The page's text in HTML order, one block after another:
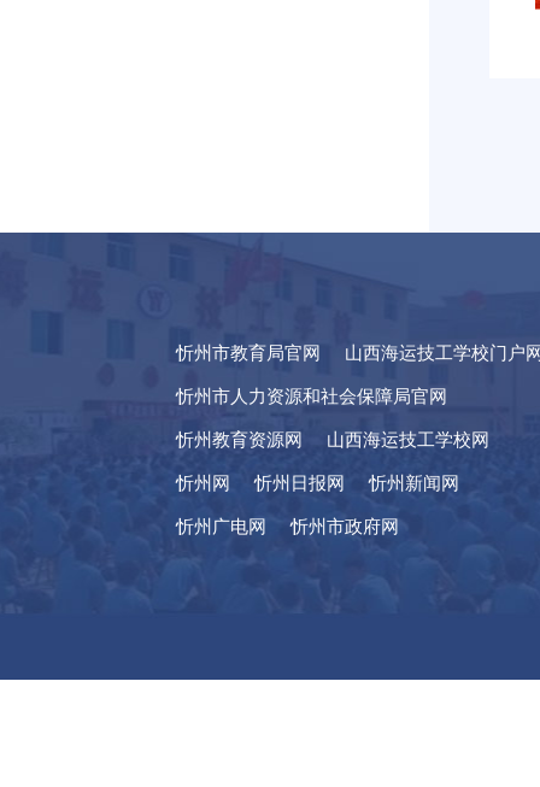
忻州市教育局官网 山西海运技工学校门户
忻州市人力资源和社会保障局官网
忻州教育资源网 山西海运技工学校网
忻州网 忻州日报网 忻州新闻网
忻州广电网 忻州市政府网